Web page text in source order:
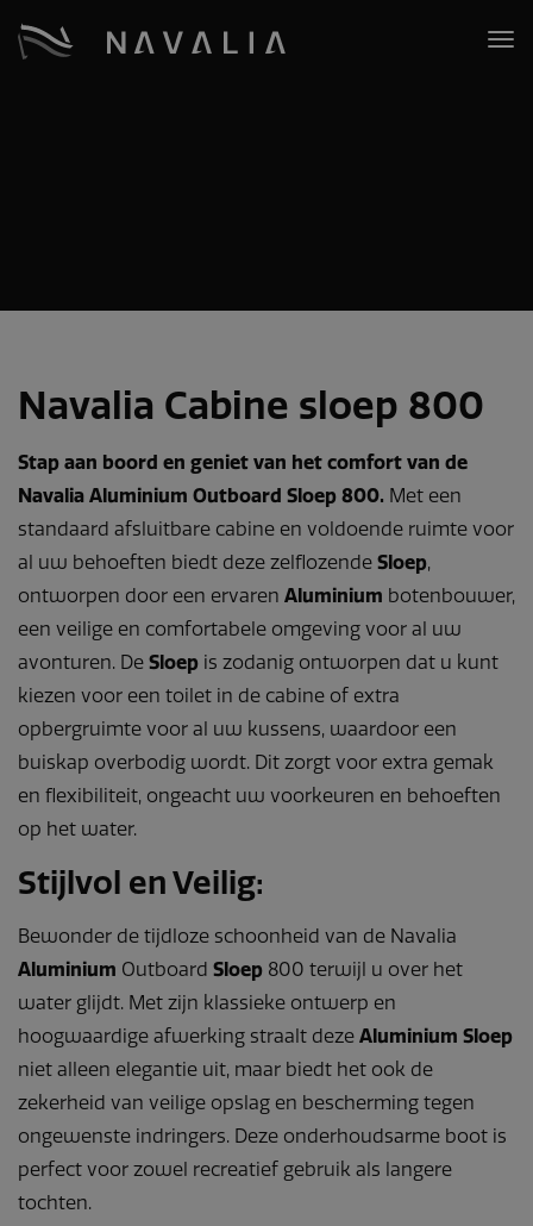
Navalia Cabine sloep 800
Stap aan boord en geniet van het comfort van de
Navalia Aluminium Outboard Sloep 800. Met een
standaard afsluitbare cabine en voldoende ruimte voor
al uw behoeften biedt deze zelflozende Sloep,
ontworpen door een ervaren Aluminium botenbouwer,
een veilige en comfortabele omgeving voor al uw
avonturen. De Sloep is zodanig ontworpen dat u kunt
kiezen voor een toilet in de cabine of extra
opbergruimte voor al uw kussens, waardoor een
buiskap overbodig wordt. Dit zorgt voor extra gemak
en flexibiliteit, ongeacht uw voorkeuren en behoeften
op het water.
Stijlvol en Veilig:
Bewonder de tijdloze schoonheid van de Navalia
Aluminium Outboard Sloep 800 terwijl u over het
water glijdt. Met zijn klassieke ontwerp en
hoogwaardige afwerking straalt deze Aluminium Sloep
niet alleen elegantie uit, maar biedt het ook de
zekerheid van veilige opslag en bescherming tegen
ongewenste indringers. Deze onderhoudsarme boot is
perfect voor zowel recreatief gebruik als langere
tochten.